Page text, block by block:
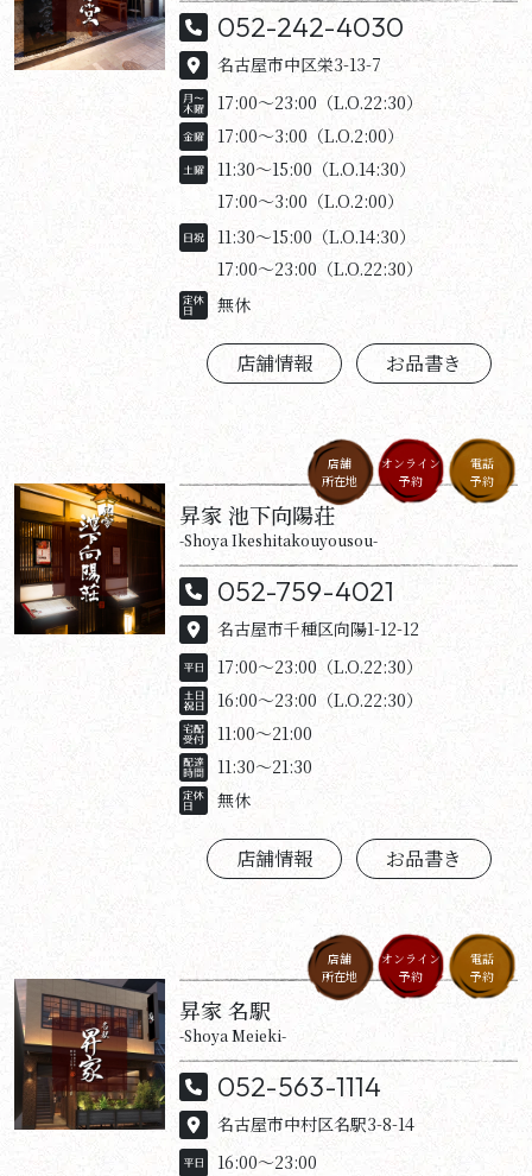
052-242-4030
名古屋市中区栄3-13-7
17:00～23:00（L.O.22:30）
17:00～3:00（L.O.2:00）
11:30～15:00（L.O.14:30）
17:00～3:00（L.O.2:00）
11:30～15:00（L.O.14:30）
17:00～23:00（L.O.22:30）
無休
店舗情報 お品書き
昇家 池下向陽荘
-Shoya Ikeshitakouyousou-
店舗
所在地
オンライン
予約
電話
予約
052-759-4021
名古屋市千種区向陽1-12-12
17:00～23:00（L.O.22:30）
16:00～23:00（L.O.22:30）
11:00～21:00
11:30～21:30
無休
店舗情報 お品書き
昇家 名駅
-Shoya Meieki-
店舗
所在地
オンライン
予約
電話
予約
052-563-1114
名古屋市中村区名駅3-8-14
16:00～23:00